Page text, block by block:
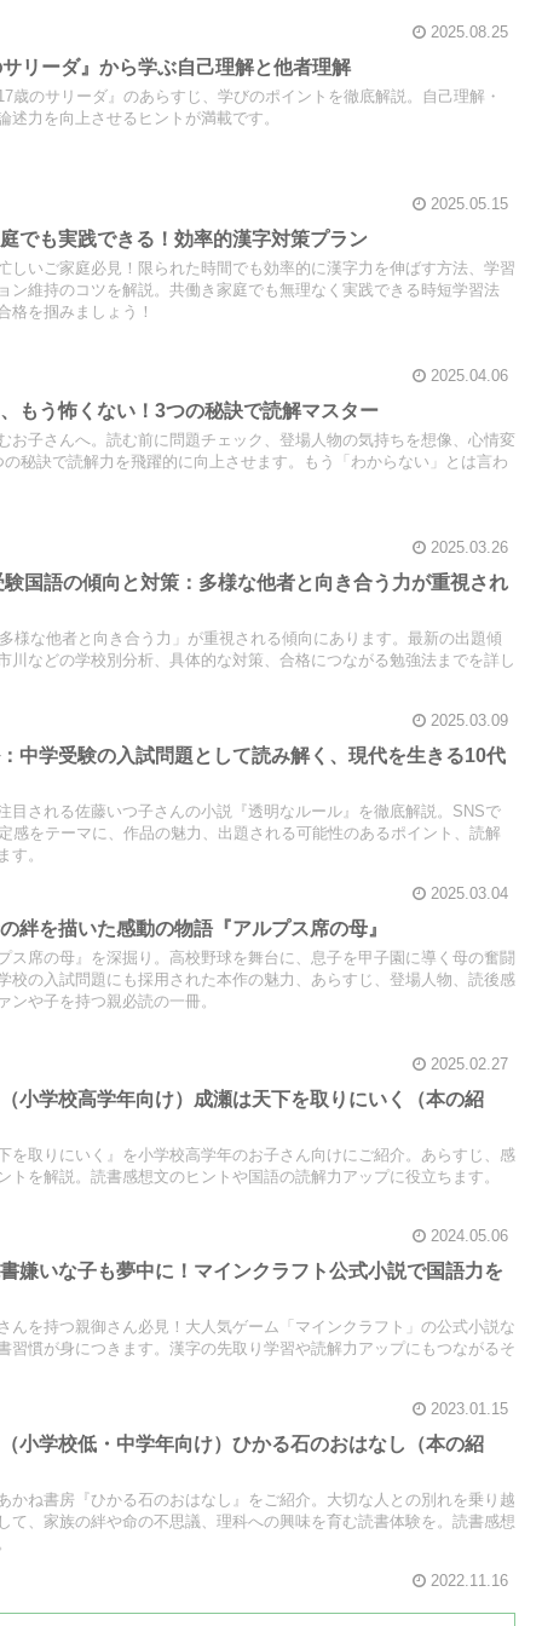
2025.08.25
リーダ』から学ぶ自己理解と他者理解
歳のサリーダ』のあらすじ、学びのポイントを徹底解説。自己理解・
述力を向上させるヒントが満載です。
2025.05.15
でも実践できる！効率的漢字対策プラン
しいご家庭必見！限られた時間でも効率的に漢字力を伸ばす方法、学習
ン維持のコツを解説。共働き家庭でも無理なく実践できる時短学習法
格を掴みましょう！
2025.04.06
もう怖くない！3つの秘訣で読解マスター
お子さんへ。読む前に問題チェック、登場人物の気持ちを想像、心情変
秘訣で読解力を飛躍的に向上させます。もう「わからない」とは言わ
2025.03.26
国語の傾向と対策：多様な他者と向き合う力が重視され
様な他者と向き合う力」が重視される傾向にあります。最新の出題傾
川などの学校別分析、具体的な対策、合格につながる勉強法までを詳し
2025.03.09
中学受験の入試問題として読み解く、現代を生きる10代
目される佐藤いつ子さんの小説『透明なルール』を徹底解説。SNSで
感をテーマに、作品の魅力、出題される可能性のあるポイント、読解
す。
2025.03.04
絆を描いた感動の物語『アルプス席の母』
ス席の母』を深掘り。高校野球を舞台に、息子を甲子園に導く母の奮闘
校の入試問題にも採用された本作の魅力、あらすじ、登場人物、読後感
ンや子を持つ親必読の一冊。
2025.02.27
小学校高学年向け）成瀬は天下を取りにいく（本の紹
を取りにいく』を小学校高学年のお子さん向けにご紹介。あらすじ、感
トを解説。読書感想文のヒントや国語の読解力アップに役立ちます。
2024.05.06
嫌いな子も夢中に！マインクラフト公式小説で国語力を
んを持つ親御さん必見！大人気ゲーム「マインクラフト」の公式小説な
習慣が身につきます。漢字の先取り学習や読解力アップにもつながるそ
2023.01.15
小学校低・中学年向け）ひかる石のおはなし（本の紹
かね書房『ひかる石のおはなし』をご紹介。大切な人との別れを乗り越
て、家族の絆や命の不思議、理科への興味を育む読書体験を。読書感想
2022.11.16